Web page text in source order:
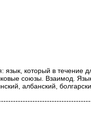
язык, который в течение
союзы. Взаимод.
албанский,